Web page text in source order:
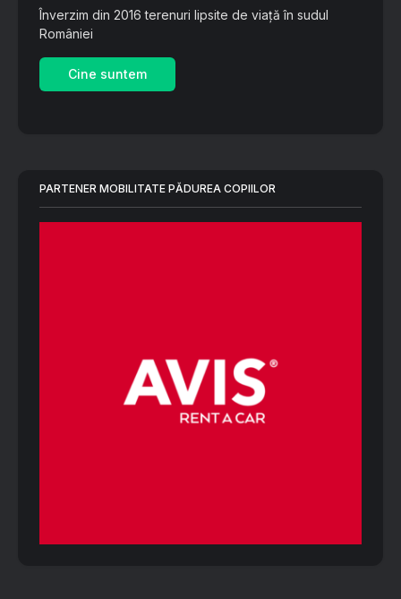
Înverzim din 2016 terenuri lipsite de viață în sudul
României
Cine suntem
PARTENER MOBILITATE PĂDUREA COPIILOR